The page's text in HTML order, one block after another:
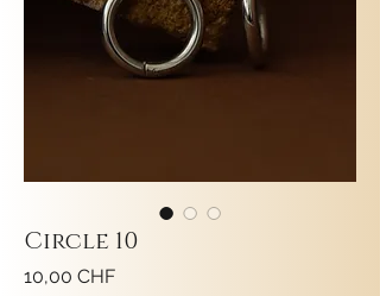
Circle 10
10,00 CHFPreis